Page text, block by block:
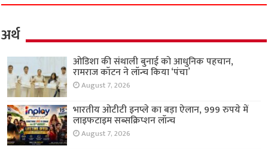
अर्थ
ओडिशा की संथाली बुनाई को आधुनिक पहचान,
रामराज कॉटन ने लॉन्च किया ‘पंचा’
August 7, 2026
भारतीय ओटीटी इनप्ले का बड़ा ऐलान, 999 रुपये में
लाइफटाइम सब्सक्रिप्शन लॉन्च
August 7, 2026